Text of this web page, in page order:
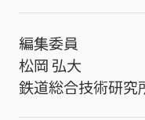
編集委員
松岡 弘大
鉄道総合技術研究